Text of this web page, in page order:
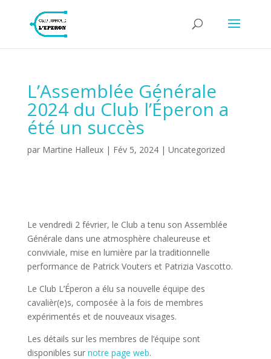
L’Assemblée Générale
2024 du Club l’Éperon a
été un succès
par Martine Halleux| Fév 5, 2024| Uncategorized
Le vendredi 2 février, le Club a tenu son Assemblée
Générale dans une atmosphère chaleureuse et
conviviale, mise en lumière par la traditionnelle
performance de Patrick Vouters et Patrizia Vascotto.
Le Club L’Éperon a élu sa nouvelle équipe des
cavalièr(e)s, composée à la fois de membres
expérimentés et de nouveaux visages.
Les détails sur les membres de l’équipe sont
disponibles sur notre page web.